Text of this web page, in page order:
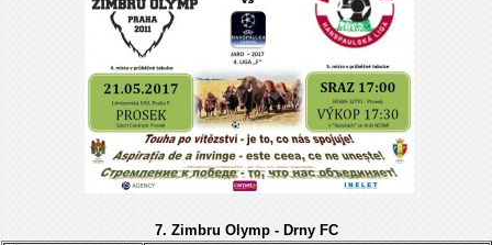
7. Zimbru Olymp - Drny FC